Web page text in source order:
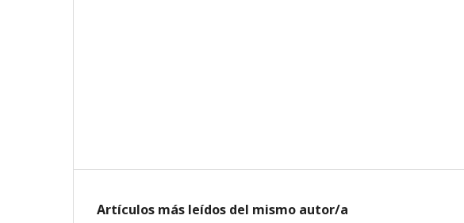
Artículos más leídos del mismo autor/a